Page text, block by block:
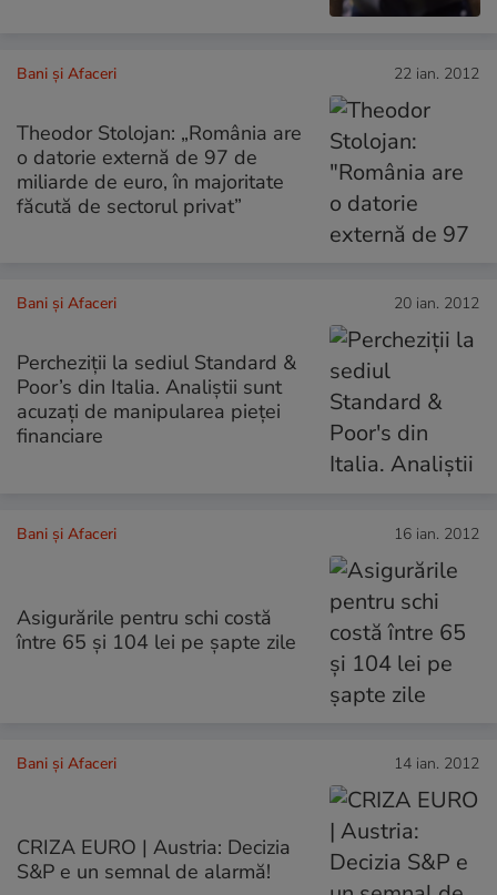
Bani și Afaceri 22 ian. 2012
Theodor Stolojan: „România are
o datorie externă de 97 de
miliarde de euro, în majoritate
făcută de sectorul privat”
Bani și Afaceri 20 ian. 2012
Percheziţii la sediul Standard &
Poor’s din Italia. Analiştii sunt
acuzaţi de manipularea pieţei
financiare
Bani și Afaceri 16 ian. 2012
Asigurările pentru schi costă
între 65 și 104 lei pe șapte zile
Bani și Afaceri 14 ian. 2012
CRIZA EURO | Austria: Decizia
S&P e un semnal de alarmă!